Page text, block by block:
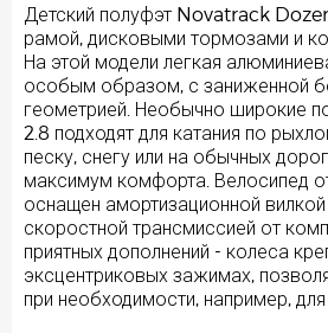
Детский полуфэт Novatrack
рамой, дисковыми тормозами и
На этой модели легкая
особым образом, с заниженной
геометрией. Необычно широкие
2.8 подходят для катания по
песку, снегу или на обычных
максимум комфорта. Велосипед
оснащен амортизационной
скоростной трансмиссией от
приятных дополнений - колеса
эксцентриковых зажимах,
при необходимости, например,